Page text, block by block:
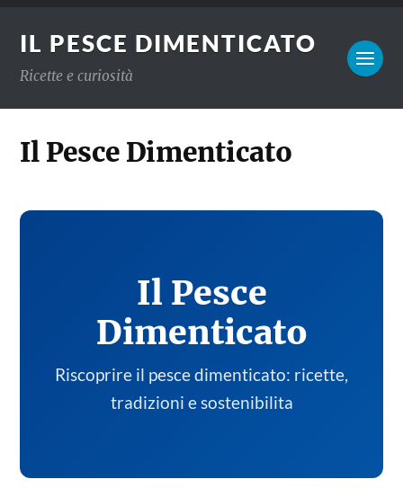
IL PESCE DIMENTICATO
Ricette e curiosità
Il Pesce Dimenticato
Il Pesce
Dimenticato
Riscoprire il pesce dimenticato: ricette,
tradizioni e sostenibilita